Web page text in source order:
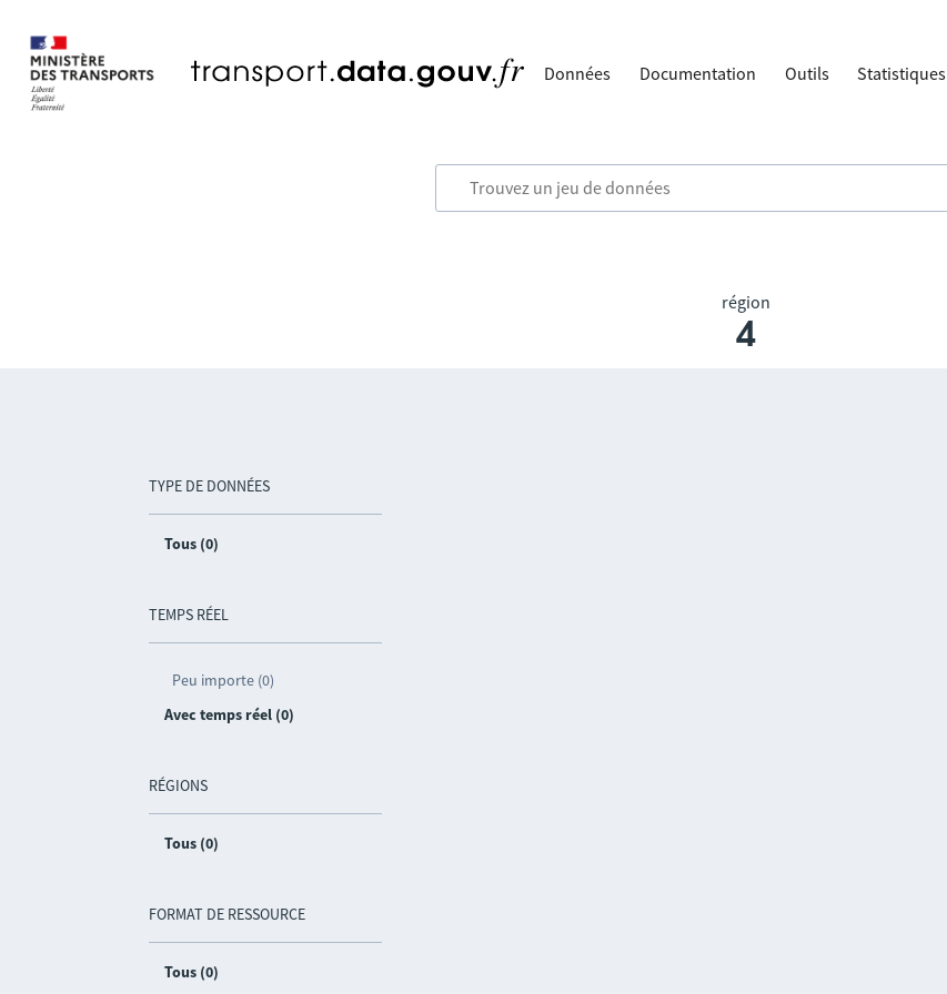
Données Documentation Outils Statistiques
région
4
TYPE DE DONNÉES
Tous (0)
TEMPS RÉEL
Peu importe (0)
Avec temps réel (0)
RÉGIONS
Tous (0)
FORMAT DE RESSOURCE
Tous (0)